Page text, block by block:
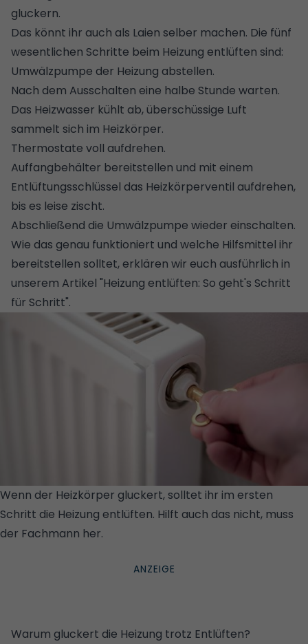
gluckern.
Das könnt ihr auch als Laien selber machen. Die fünf
wesentlichen Schritte beim Heizung entlüften sind:
Umwälzpumpe der Heizung abstellen.
Nach dem Ausschalten eine halbe Stunde warten.
Das Heizwasser kühlt ab, überschüssige Luft
sammelt sich im Heizkörper.
Thermostate voll aufdrehen.
Auffangbehälter bereitstellen und mit einem
Entlüftungsschlüssel das Heizkörperventil aufdrehen,
bis es leise zischt.
Abschließend die Umwälzpumpe wieder einschalten.
Wie das genau funktioniert und welche Hilfsmittel ihr
bereitstellen solltet, erklären wir euch ausführlich in
unserem Artikel "Heizung entlüften: So geht's Schritt
für Schritt".
Wenn der Heizkörper gluckert, solltet ihr im ersten
Schritt die Heizung entlüften. Hilft auch das nicht, muss
der Fachmann her.
Warum gluckert die Heizung trotz Entlüften?